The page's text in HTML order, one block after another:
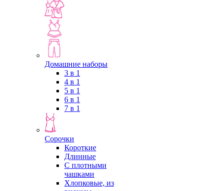
Домашние наборы
3 в 1
4 в 1
5 в 1
6 в 1
7 в 1
Сорочки
Короткие
Длинные
С плотными
чашками
Хлопковые, из